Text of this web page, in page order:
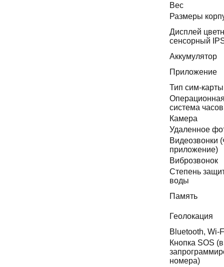
Вес
Размеры
Дисплей
сенсорный
Аккумулятор
Приложение
Тип сим-карты
система часов
Камера
Удаленное
Видеозвонки
приложение)
Виброзвонок
Степень
воды
Память
Геолокация
Bluetooth, Wi-
Кнопка SOS
номера)